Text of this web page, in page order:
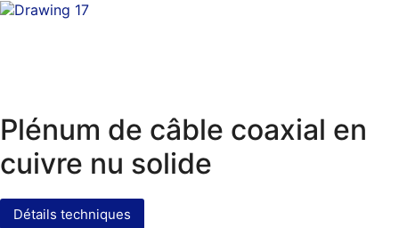
Plénum de câble coaxial en
cuivre nu solide
Détails techniques